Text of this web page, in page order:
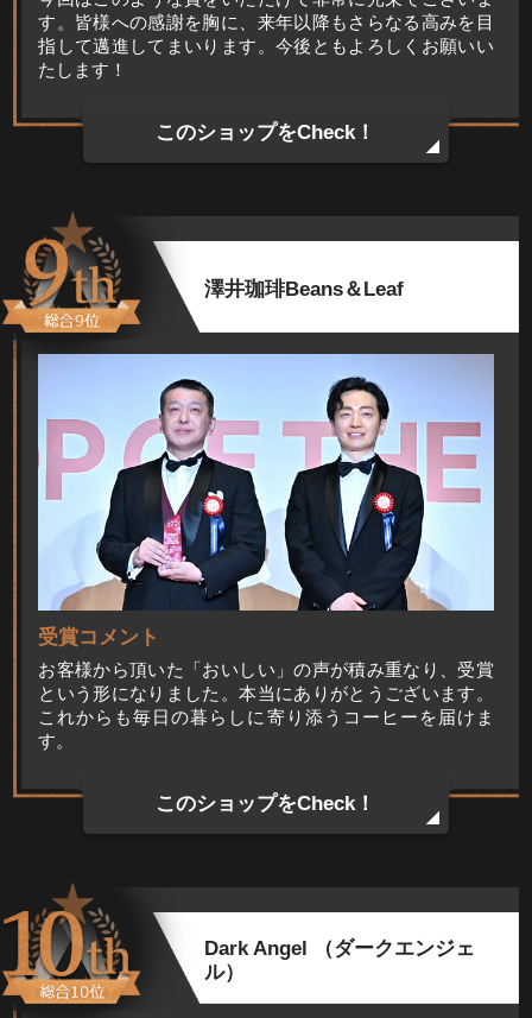
す。皆様への感謝を胸に、来年以降もさらなる高みを目
指して邁進してまいります。今後ともよろしくお願いい
たします！
このショップをCheck！
澤井珈琲Beans＆Leaf
受賞コメント
お客様から頂いた「おいしい」の声が積み重なり、受賞
という形になりました。本当にありがとうございます。
これからも毎日の暮らしに寄り添うコーヒーを届けま
す。
このショップをCheck！
Dark Angel （ダークエンジェ
ル）